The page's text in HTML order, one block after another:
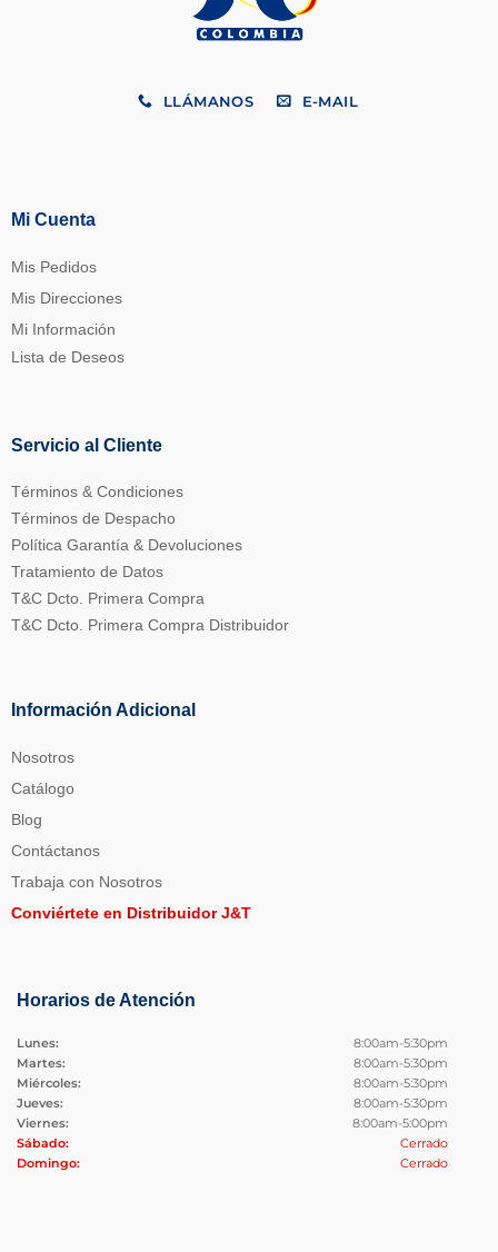
LLÁMANOS E-MAIL
Mi Cuenta
Mis Pedidos
Mis Direcciones
Mi Información
Lista de Deseos
Servicio al Cliente
Términos & Condiciones
Términos de Despacho
Política Garantía & Devoluciones
Tratamiento de Datos
T&C Dcto. Primera Compra
T&C Dcto. Primera Compra Distribuidor
Información Adicional
Nosotros
Catálogo
Blog
Contáctanos
Trabaja con Nosotros
Conviértete en Distribuidor J&T
Horarios de Atención
Lunes:
8:00am-5:30pm
Martes:
8:00am-5:30pm
Miércoles:
8:00am-5:30pm
Jueves:
8:00am-5:30pm
Viernes:
8:00am-5:00pm
Sábado:
Cerrado
Domingo:
Cerrado